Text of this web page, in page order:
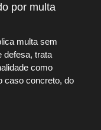
por multa
multa sem
defesa, trata
como
caso concreto, do